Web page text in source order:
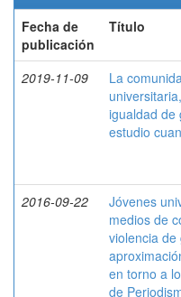
Fecha de
publicación
Título
2019-11-09
La
igualdad de
estudio
2016-09-22
Jóvenes
medios de
violencia
en torno a
de